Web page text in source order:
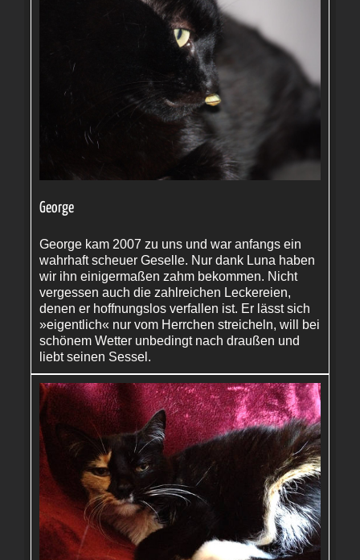
George
George kam 2007 zu uns und war anfangs ein
wahrhaft scheuer Geselle. Nur dank Luna haben
wir ihn einigermaßen zahm bekommen. Nicht
vergessen auch die zahlreichen Leckereien,
denen er hoffnungslos verfallen ist. Er lässt sich
»eigentlich« nur vom Herrchen streicheln, will bei
schönem Wetter unbedingt nach draußen und
liebt seinen Sessel.